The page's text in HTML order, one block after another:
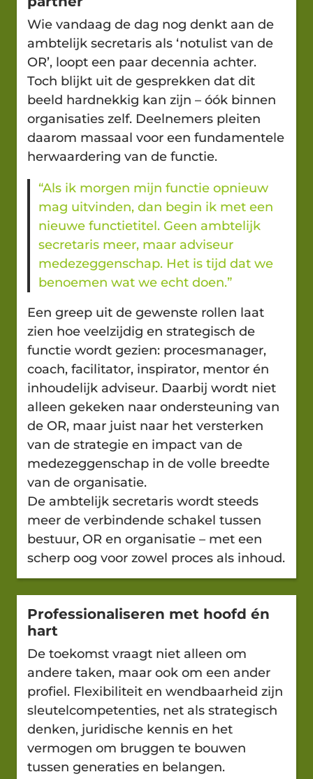
Wie vandaag de dag nog denkt aan de
ambtelijk secretaris als ‘notulist van de
OR’, loopt een paar decennia achter.
Toch blijkt uit de gesprekken dat dit
beeld hardnekkig kan zijn – óók binnen
organisaties zelf. Deelnemers pleiten
daarom massaal voor een fundamentele
herwaardering van de functie.
“Als ik morgen mijn functie opnieuw
mag uitvinden, dan begin ik met een
nieuwe functietitel. Geen ambtelijk
secretaris meer, maar adviseur
medezeggenschap. Het is tijd dat we
benoemen wat we echt doen.”
Een greep uit de gewenste rollen laat
zien hoe veelzijdig en strategisch de
functie wordt gezien: procesmanager,
coach, facilitator, inspirator, mentor én
inhoudelijk adviseur. Daarbij wordt niet
alleen gekeken naar ondersteuning van
de OR, maar juist naar het versterken
van de strategie en impact van de
medezeggenschap in de volle breedte
van de organisatie.
De ambtelijk secretaris wordt steeds
meer de verbindende schakel tussen
bestuur, OR en organisatie – met een
scherp oog voor zowel proces als inhoud.
Professionaliseren met hoofd én
hart
De toekomst vraagt niet alleen om
andere taken, maar ook om een ander
profiel. Flexibiliteit en wendbaarheid zijn
sleutelcompetenties, net als strategisch
denken, juridische kennis en het
vermogen om bruggen te bouwen
tussen generaties en belangen.